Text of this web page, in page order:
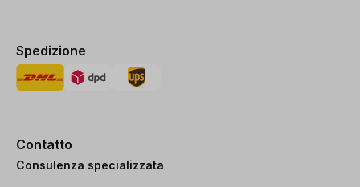
Spedizione
Contatto
Consulenza specializzata